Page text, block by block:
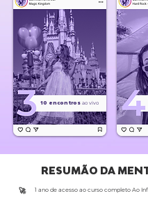
10 encontros ao vivo
RESUMÃO DA
​🚀 1 ano de acesso ao curso completo Ao